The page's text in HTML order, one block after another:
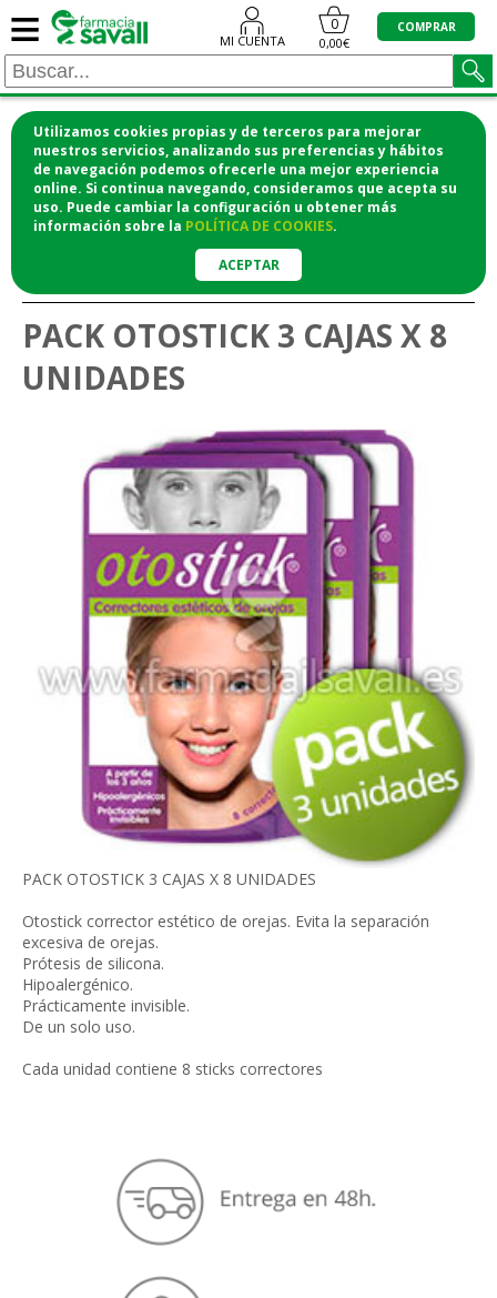
Utilizamos cookies propias y de terceros para mejorar
nuestros servicios, analizando sus preferencias y hábitos
de navegación podemos ofrecerle una mejor experiencia
online. Si continua navegando, consideramos que acepta su
uso. Puede cambiar la configuración u obtener más
información sobre la POLÍTICA DE COOKIES.
ACEPTAR
≡ MI CUENTA
0
0,00€
COMPRAR
¡COMPRA CÓMODAMENTE DESDE CASA Y RECOGE
EN LA FARMACIA!
o si lo prefieres te lo mandamos a casa
Protectores y apósitos
PACK OTOSTICK 3 CAJAS X 8
UNIDADES
PACK OTOSTICK 3 CAJAS X 8 UNIDADES
Otostick corrector estético de orejas. Evita la separación
excesiva de orejas.
Prótesis de silicona.
Hipoalergénico.
Prácticamente invisible.
De un solo uso.
Cada unidad contiene 8 sticks correctores